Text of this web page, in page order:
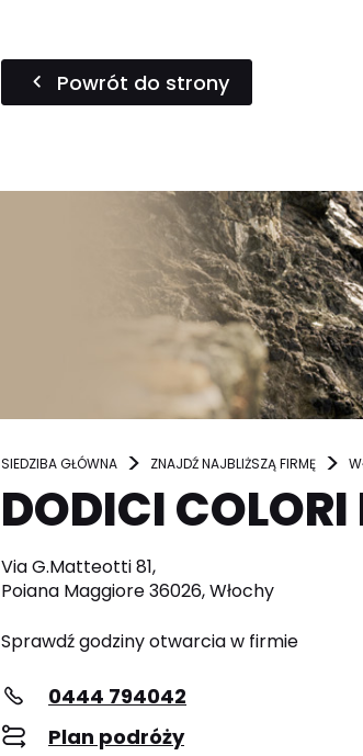
Powrót do strony
SIEDZIBA GŁÓWNA ZNAJDŹ NAJBLIŻSZĄ FIRMĘ
DODICI
Via G.Matteotti 81,
Poiana Maggiore 36026, Włochy
Sprawdź godziny otwarcia w firmie
0444 794042
Plan podróży